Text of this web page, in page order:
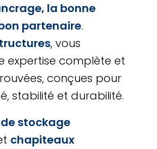
la bonne
partenaire.
, vous
expertise complète et
conçues pour
stabilité et durabilité.
stockage
chapiteaux